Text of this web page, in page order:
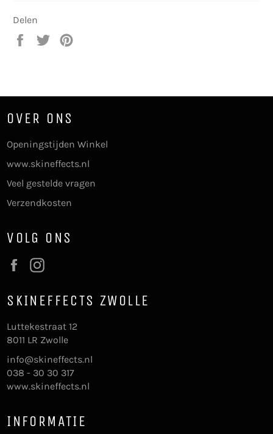
Delen
Delen
Twitteren
OVER ONS
Openingstijden Winkel
www.skineffects.nl
Veel gestelde vragen
Verzendkosten
VOLG ONS
Facebook
SKINEFFECTS ZWOLLE
Luttekestraat 12
8011 LR Zwolle
info@skineffects.nl
038 - 30 30 317
www.skineffects.nl
INFORMATIE